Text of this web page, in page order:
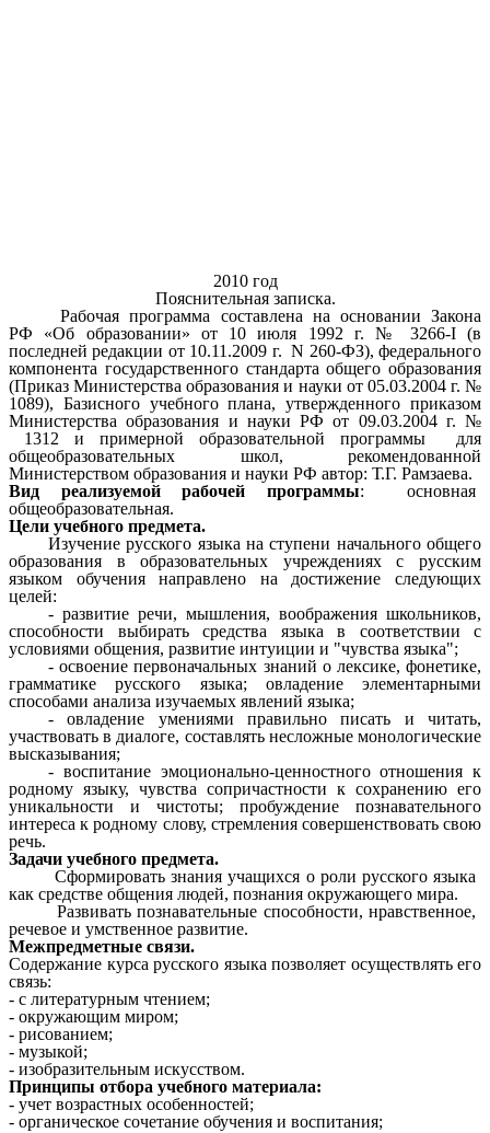
2010 год
Пояснительная записка.
Рабочая программа составлена на основании Закона
РФ «Об образовании» от 10 июля 1992 г. № 3266-I (в
последней редакции от 10.11.2009 г. N 260-ФЗ), федерального
компонента государственного стандарта общего образования
(Приказ Министерства образования и науки от 05.03.2004 г. №
1089), Базисного учебного плана, утвержденного приказом
Министерства образования и науки РФ от 09.03.2004 г. №
1312 и примерной образовательной программы для
общеобразовательных школ, рекомендованной
Министерством образования и науки РФ автор: Т.Г. Рамзаева.
Вид реализуемой рабочей программы: основная
общеобразовательная.
Цели учебного предмета.
Изучение русского языка на ступени начального общего
образования в образовательных учреждениях с русским
языком обучения направлено на достижение следующих
целей:
- развитие речи, мышления, воображения школьников,
способности выбирать средства языка в соответствии с
условиями общения, развитие интуиции и "чувства языка";
- освоение первоначальных знаний о лексике, фонетике,
грамматике русского языка; овладение элементарными
способами анализа изучаемых явлений языка;
- овладение умениями правильно писать и читать,
участвовать в диалоге, составлять несложные монологические
высказывания;
- воспитание эмоционально-ценностного отношения к
родному языку, чувства сопричастности к сохранению его
уникальности и чистоты; пробуждение познавательного
интереса к родному слову, стремления совершенствовать свою
речь.
Задачи учебного предмета.
Сформировать знания учащихся о роли русского языка
как средстве общения людей, познания окружающего мира.
Развивать познавательные способности, нравственное,
речевое и умственное развитие.
Межпредметные связи.
Содержание курса русского языка позволяет осуществлять его
связь:
- с литературным чтением;
- окружающим миром;
- рисованием;
- музыкой;
- изобразительным искусством.
Принципы отбора учебного материала:
- учет возрастных особенностей;
- органическое сочетание обучения и воспитания;